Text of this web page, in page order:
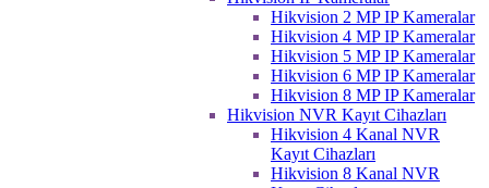
Hikvision 2 MP IP Kameralar
Hikvision 4 MP IP Kameralar
Hikvision 5 MP IP Kameralar
Hikvision 6 MP IP Kameralar
Hikvision 8 MP IP Kameralar
Hikvision NVR Kayıt Cihazları
Hikvision 4 Kanal NVR
Kayıt Cihazları
Hikvision 8 Kanal NVR